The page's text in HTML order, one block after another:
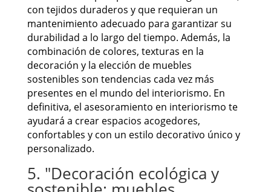
con tejidos duraderos y que requieran un
mantenimiento adecuado para garantizar su
durabilidad a lo largo del tiempo. Además, la
combinación de colores, texturas en la
decoración y la elección de muebles
sostenibles son tendencias cada vez más
presentes en el mundo del interiorismo. En
definitiva, el asesoramiento en interiorismo te
ayudará a crear espacios acogedores,
confortables y con un estilo decorativo único y
personalizado.
5. "Decoración ecológica y